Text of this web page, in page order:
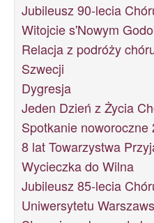
Jubileusz 90-lecia
Witojcie s'Nowym
Relacja z podróży
Szwecji
Dygresja
Jeden Dzień z Życia
Spotkanie noworoczne
8 lat Towarzystwa
Wycieczka do Wilna
Jubileusz 85-lecia
Uniwersytetu